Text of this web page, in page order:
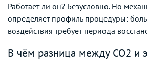
Работает ли он? Безусловно. Но
определяет профиль процедуры:
воздействия требует периода
В чём разница между CO2 и